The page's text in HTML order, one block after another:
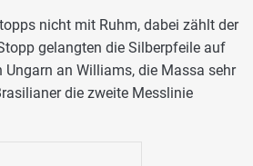
nicht mit Ruhm, dabei zählt der
gelangten die Silberpfeile auf
an Williams, die Massa sehr
die zweite Messlinie